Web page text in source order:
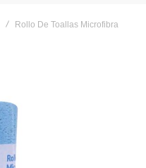
Rollo De Toallas Microfibra